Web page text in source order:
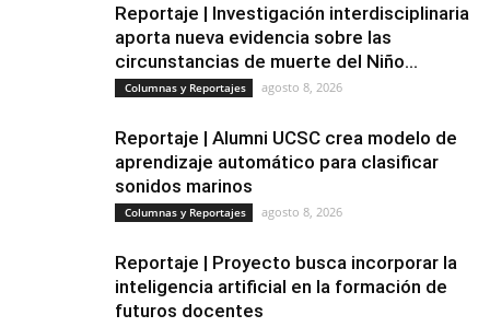
Reportaje | Investigación interdisciplinaria
aporta nueva evidencia sobre las
circunstancias de muerte del Niño...
Columnas y Reportajes agosto 8, 2026
Reportaje | Alumni UCSC crea modelo de
aprendizaje automático para clasificar
sonidos marinos
Columnas y Reportajes agosto 8, 2026
Reportaje | Proyecto busca incorporar la
inteligencia artificial en la formación de
futuros docentes